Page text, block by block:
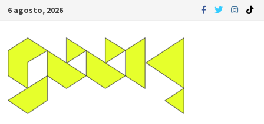
Saltar
contenido
6 agosto, 2026